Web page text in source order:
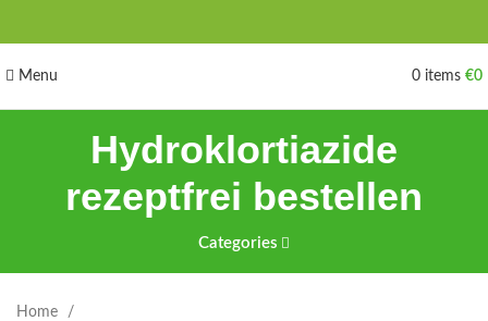
Menu 0 items €0
Hydroklortiazide
rezeptfrei bestellen
Categories
Home